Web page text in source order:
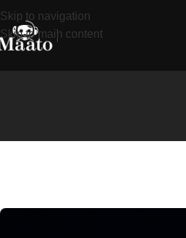
Skip to navigation
Skip to main content